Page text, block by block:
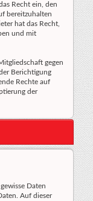
Recht ein, den
bereitzuhalten
hat das Recht,
und mit
gegen
Berichtigung
Rechte auf
der
Daten
Auf dieser